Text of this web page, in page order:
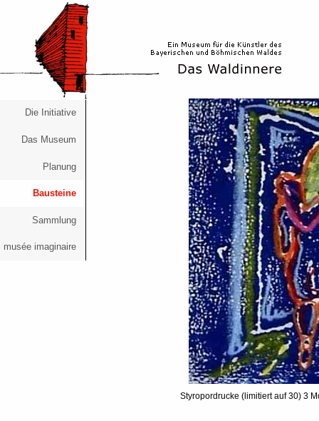
Die Initiative
Das Museum
Planung
Bausteine
Sammlung
musée imaginaire
Styropordrucke (limitiert auf 30) 3